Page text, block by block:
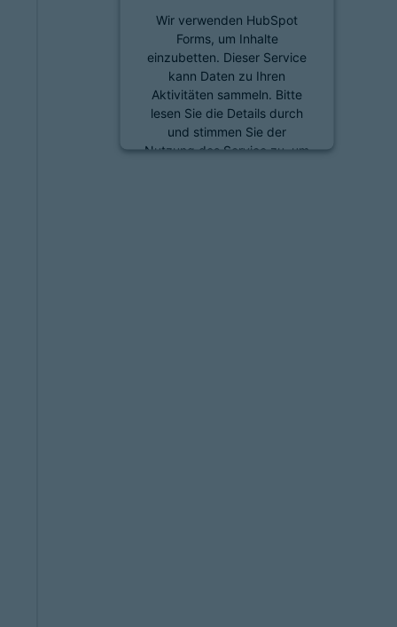
Wir verwenden HubSpot
Forms, um Inhalte
einzubetten. Dieser Service
kann Daten zu Ihren
Aktivitäten sammeln. Bitte
lesen Sie die Details durch
und stimmen Sie der
Nutzung des Service zu, um